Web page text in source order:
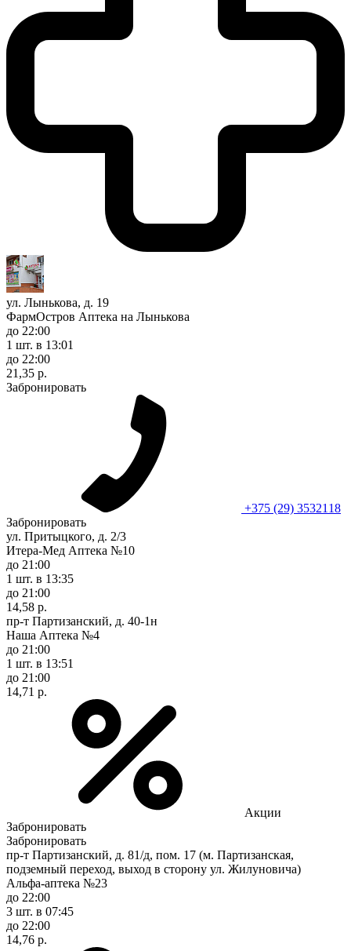
ул. Лынькова, д. 19
ФармОстров Аптека на Лынькова
до 22:00
1 шт. в 13:01
до 22:00
21,35 р.
Забронировать
+375 (29) 3532118
Забронировать
ул. Притыцкого, д. 2/3
Итера-Мед Аптека №10
до 21:00
1 шт. в 13:35
до 21:00
14,58 р.
пр-т Партизанский, д. 40-1н
Наша Аптека №4
до 21:00
1 шт. в 13:51
до 21:00
14,71 р.
Акции
Забронировать
Забронировать
пр-т Партизанский, д. 81/д, пом. 17 (м. Партизанская,
подземный переход, выход в сторону ул. Жилуновича)
Альфа-аптека №23
до 22:00
3 шт. в 07:45
до 22:00
14,76 р.